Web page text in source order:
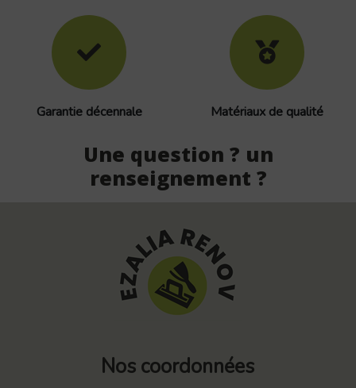
Garantie décennale Matériaux de qualité
Une question ? un
renseignement ?
Nos coordonnées